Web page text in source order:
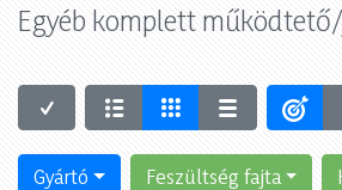
Egyéb komplett
Gyártó Feszültség fajta